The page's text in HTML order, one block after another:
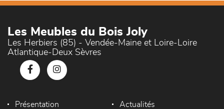
Les Meubles du Bois Joly
Les Herbiers (85) - Vendée-Maine et Loire-Loire
Atlantique-Deux Sèvres
Présentation Actualités